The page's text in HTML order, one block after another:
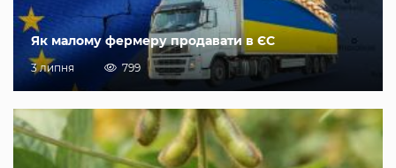
Як малому фермеру продавати в ЄС
3 липня 799